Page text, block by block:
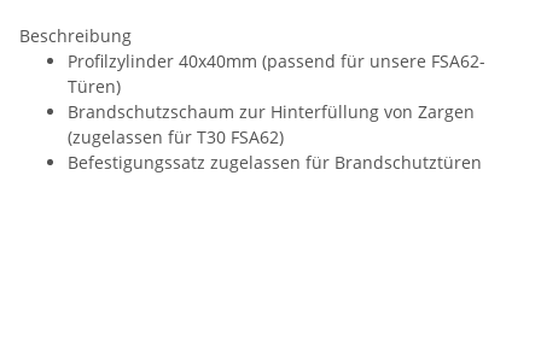
Beschreibung
Profilzylinder 40x40mm (passend für unsere FSA62-
Türen)
Brandschutzschaum zur Hinterfüllung von Zargen
(zugelassen für T30 FSA62)
Befestigungssatz zugelassen für Brandschutztüren